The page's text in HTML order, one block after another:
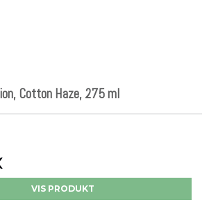
Cotton Haze, 275 ml
VIS PRODUKT